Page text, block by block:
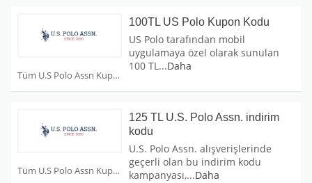
Tüm U.S Polo Assn Kuponları
100TL US Polo Kupon Kodu
US Polo tarafından mobil
uygulamaya özel olarak sunulan
100 TL...Daha
Tüm U.S Polo Assn Kuponları
125 TL U.S. Polo Assn. indirim
kodu
U.S. Polo Assn. alışverişlerinde
geçerli olan bu indirim kodu
kampanyası,...Daha